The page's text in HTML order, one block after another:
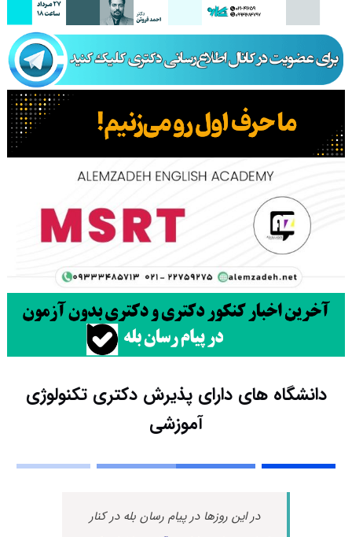
دانشگاه های دارای پذیرش دکتری تکنولوژی
آموزشی
در این روزها در پیام رسان بله در کنار